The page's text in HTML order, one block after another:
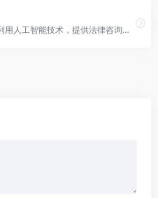
提供智能法律服务的平台，利用人工智能技术，提供法律咨询、合同审查等服务，提升法律服务的效率和准确性。